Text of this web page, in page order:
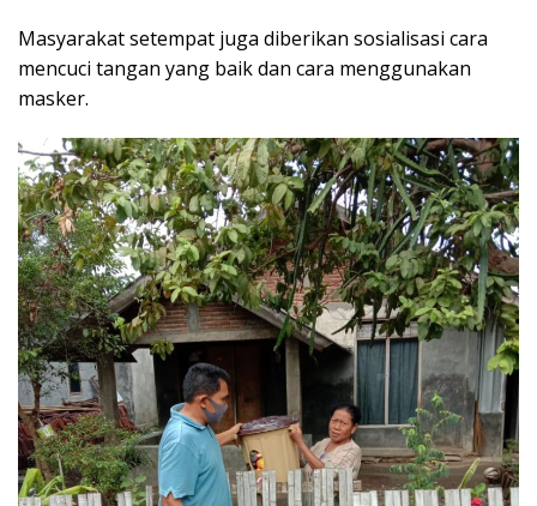
Masyarakat setempat juga diberikan sosialisasi cara
mencuci tangan yang baik dan cara menggunakan
masker.